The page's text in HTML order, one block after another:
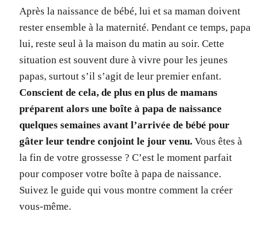
Après la naissance de bébé, lui et sa maman doivent
rester ensemble à la maternité. Pendant ce temps, papa
lui, reste seul à la maison du matin au soir. Cette
situation est souvent dure à vivre pour les jeunes
papas, surtout s’il s’agit de leur premier enfant.
Conscient de cela, de plus en plus de mamans
préparent alors une boîte à papa de naissance
quelques semaines avant l’arrivée de bébé pour
gâter leur tendre conjoint le jour venu. Vous êtes à
la fin de votre grossesse ? C’est le moment parfait
pour composer votre boîte à papa de naissance.
Suivez le guide qui vous montre comment la créer
vous-même.